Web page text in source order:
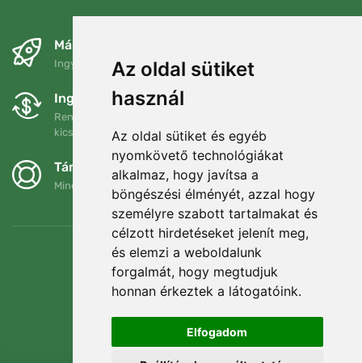
Az oldal sütiket
használ
Az oldal sütiket és egyéb
nyomkövető technológiákat
alkalmaz, hogy javítsa a
böngészési élményét, azzal hogy
személyre szabott tartalmakat és
célzott hirdetéseket jelenít meg,
és elemzi a weboldalunk
forgalmát, hogy megtudjuk
honnan érkeztek a látogatóink.
Elfogadom
Másnapra és ingyenesen
Ingyenes szállítás a következő összeg felett: 80 EUR
Ingyenes csere és visszaküldés
Rendelését 90 napon belül bármikor visszaküldheti vagy
kicserélheti.
Támogatjuk a Trees.org-ot
Minden megrendelésért ültetünk egy fát! Bővebben